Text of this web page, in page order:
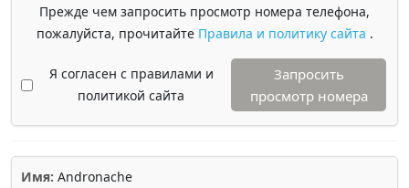
Прежде чем запросить просмотр номера телефона,
пожалуйста, прочитайте Правила и политику сайта .
Я согласен с правилами и
политикой сайта
Запросить
просмотр номера
Имя: Andronache